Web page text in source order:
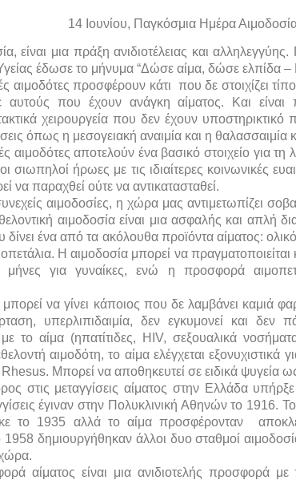
14 Ιουνίου, Παγκόσμια Ημέρα
είναι μια πράξη ανιδιοτέλειας και
έδωσε το μήνυμα “Δώσε αίμα, δώσε ελπίδα –
αιμοδότες προσφέρουν κάτι που δε στοιχίζει
που έχουν ανάγκη αίματος. Και είναι
χειρουργεία που δεν έχουν υποστηρικτικό
όπως η μεσογειακή αναιμία και η θαλασσαιμία
αιμοδότες αποτελούν ένα βασικό στοιχείο για
οι σιωπηλοί ήρωες με τις ιδιαίτερες κοινωνικές
να παραχθεί ούτε να αντικατασταθεί.
αιμοδοσίες, η χώρα μας αντιμετωπίζει
αιμοδοσία είναι μια ασφαλής και απλή
δίνει ένα από τα ακόλουθα προϊόντα αίματος:
Η αιμοδοσία μπορεί να πραγματοποιείται
μήνες για γυναίκες, ενώ η προσφορά
να γίνει κάποιος που δε λαμβάνει καμιά
υπερλιπιδαιμία, δεν εγκυμονεί και δεν
με το αίμα (ηπατίτιδες, HIV, σεξουαλικά
αιμοδότη, το αίμα ελέγχεται εξονυχιστικά
Rhesus. Μπορεί να αποθηκευτεί σε ειδικά ψυγεία
στις μεταγγίσεις αίματος στην Ελλάδα
έγιναν στην Πολυκλινική Αθηνών το 1916.
το 1935 αλλά το αίμα προσφέρονταν
1958 δημιουργήθηκαν άλλοι δυο σταθμοί
αίματος είναι μια ανιδιοτελής προσφορά